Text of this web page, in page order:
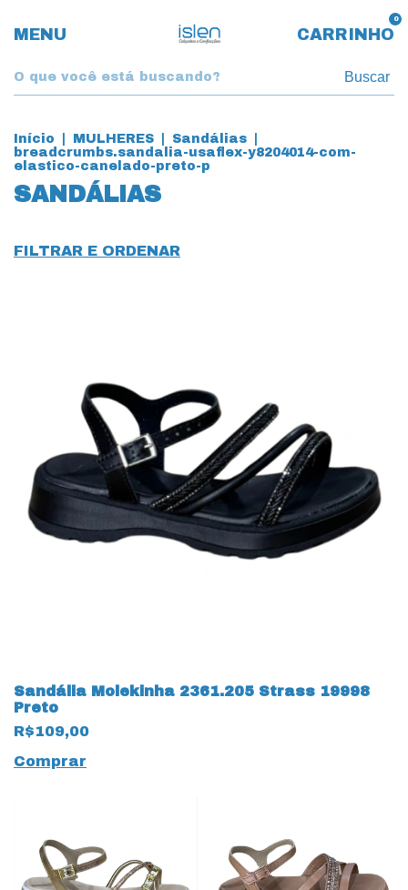
MENU CARRINHO
0
Buscar
Início MULHERES Sandálias
breadcrumbs.sandalia-usaflex-y8204014-com-
elastico-canelado-preto-p
SANDÁLIAS
FILTRAR E ORDENAR
Sandália Molekinha 2361.205 Strass 19998
Preto
R$109,00
Comprar